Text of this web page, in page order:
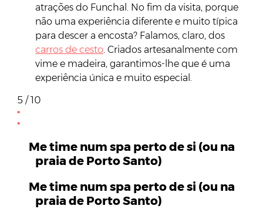
atrações do Funchal. No fim da visita, porque
não uma experiência diferente e muito típica
para descer a encosta? Falamos, claro, dos
carros de cesto. Criados artesanalmente com
vime e madeira, garantimos-lhe que é uma
experiência única e muito especial.
5 / 10
Me time num spa perto de si (ou na
praia de Porto Santo)
Me time num spa perto de si (ou na
praia de Porto Santo)